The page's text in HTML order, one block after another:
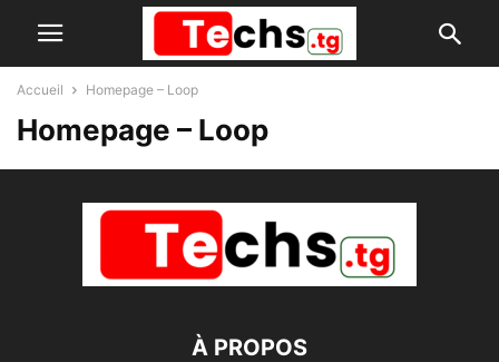
Accueil Homepage – Loop
Homepage – Loop
À PROPOS